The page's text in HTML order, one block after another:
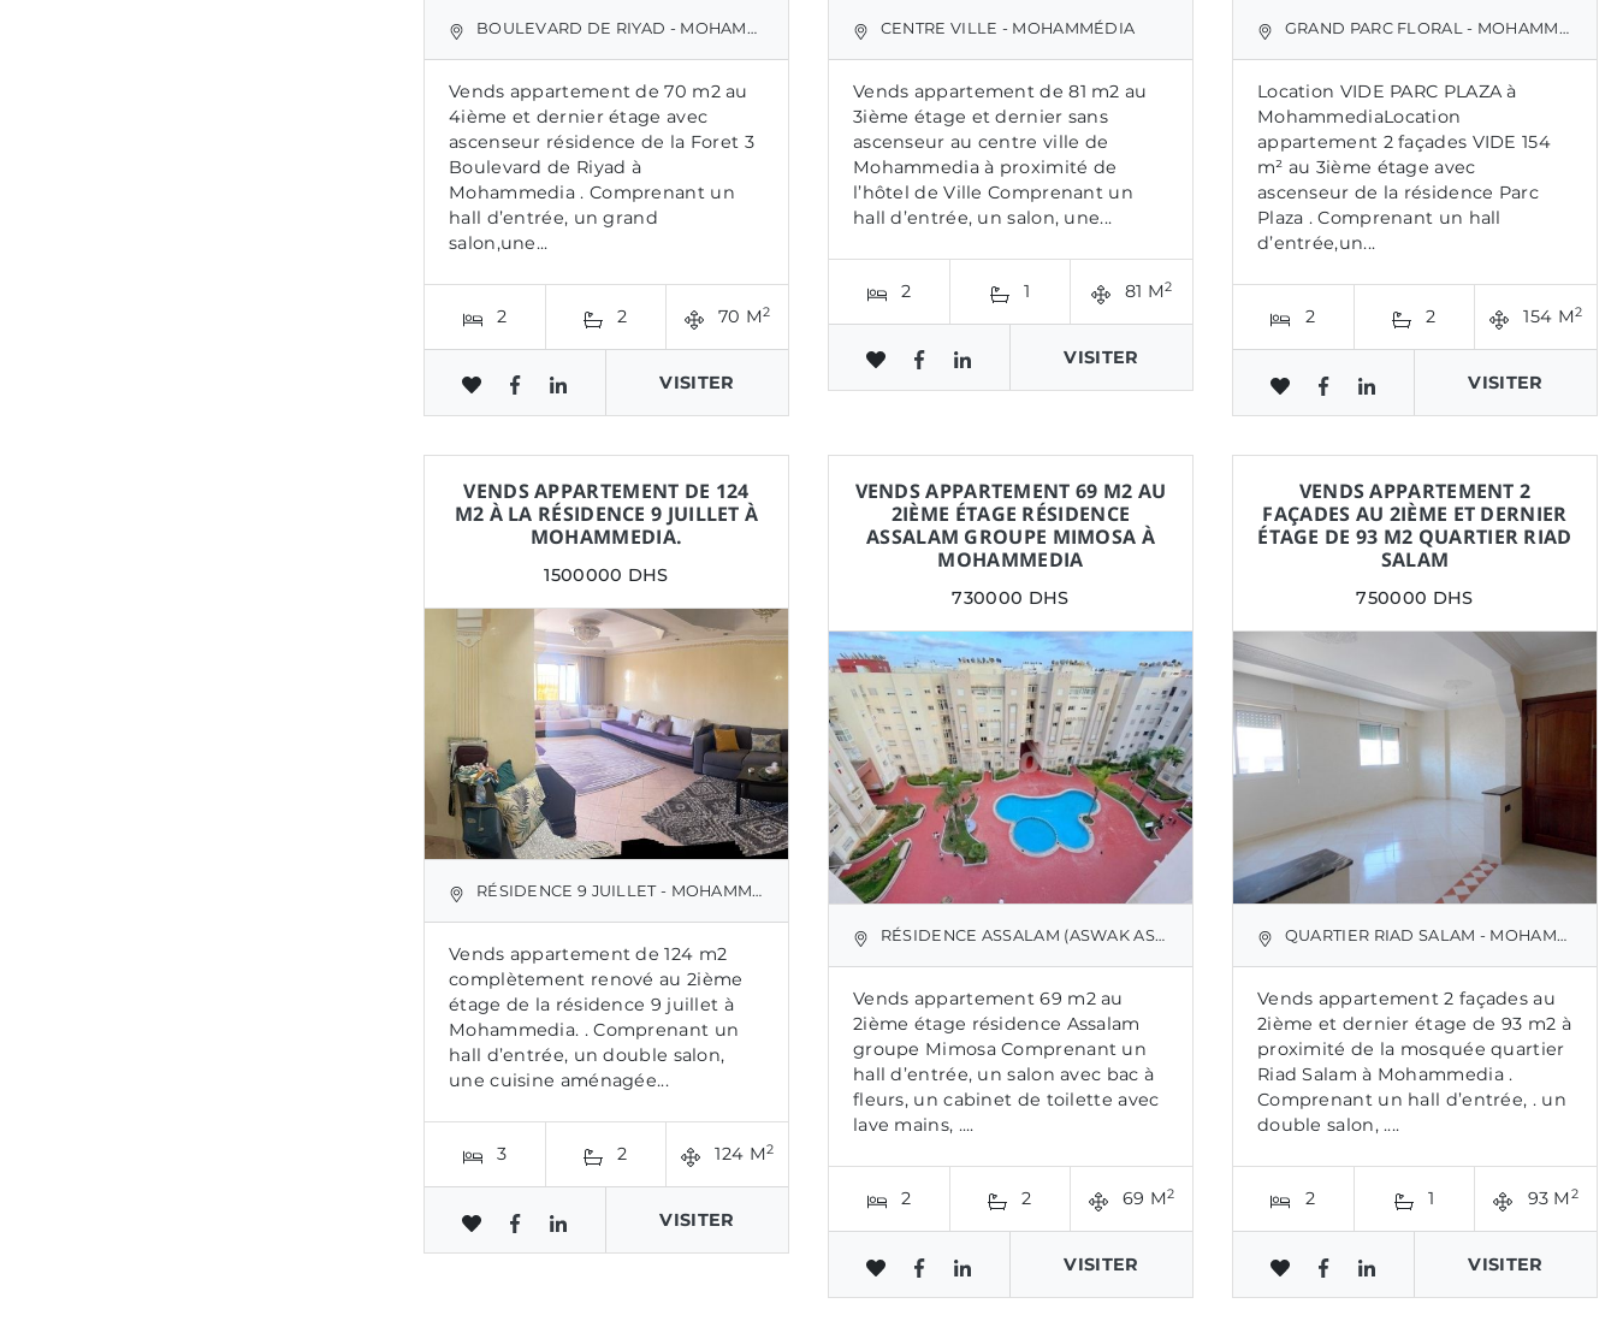
BOULEVARD DE RIYAD - MOHAMMÉDIA
Vends appartement de 70 m2 au
4ième et dernier étage avec
ascenseur résidence de la Foret 3
Boulevard de Riyad à
Mohammedia . Comprenant un
hall d’entrée, un grand
salon,une...
2 2 70 M2
VISITER
CENTRE VILLE - MOHAMMÉDIA
Vends appartement de 81 m2 au
3ième étage et dernier sans
ascenseur au centre ville de
Mohammedia à proximité de
l’hôtel de Ville Comprenant un
hall d’entrée, un salon, une...
2 1 81 M2
VISITER
GRAND PARC FLORAL - MOHAMMÉDIA
Location VIDE PARC PLAZA à
MohammediaLocation
appartement 2 façades VIDE 154
m² au 3ième étage avec
ascenseur de la résidence Parc
Plaza . Comprenant un hall
d’entrée,un...
2 2 154 M2
VISITER
VENDS APPARTEMENT DE 124
M2 À LA RÉSIDENCE 9 JUILLET À
MOHAMMEDIA.
1500000 DHS
RÉSIDENCE 9 JUILLET - MOHAMMÉDIA
Vends appartement de 124 m2
complètement renové au 2ième
étage de la résidence 9 juillet à
Mohammedia. . Comprenant un
hall d’entrée, un double salon,
une cuisine aménagée...
3 2 124 M2
VISITER
VENDS APPARTEMENT 69 M2 AU
2IÈME ÉTAGE RÉSIDENCE
ASSALAM GROUPE MIMOSA À
MOHAMMEDIA
730000 DHS
RÉSIDENCE ASSALAM (ASWAK ASSALAM) - MOHAMMÉDIA
Vends appartement 69 m2 au
2ième étage résidence Assalam
groupe Mimosa Comprenant un
hall d’entrée, un salon avec bac à
fleurs, un cabinet de toilette avec
lave mains, ....
2 2 69 M2
VISITER
VENDS APPARTEMENT 2
FAÇADES AU 2IÈME ET DERNIER
ÉTAGE DE 93 M2 QUARTIER RIAD
SALAM
750000 DHS
QUARTIER RIAD SALAM - MOHAMMÉDIA
Vends appartement 2 façades au
2ième et dernier étage de 93 m2 à
proximité de la mosquée quartier
Riad Salam à Mohammedia .
Comprenant un hall d’entrée, . un
double salon, ....
2 1 93 M2
VISITER